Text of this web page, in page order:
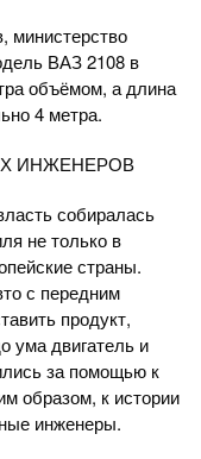
министерство
ВАЗ 2108 в
объёмом, а длина
4 метра.
ИНЖЕНЕРОВ
собиралась
не только в
страны.
с передним
продукт,
ума двигатель и
за помощью к
образом, к истории
инженеры.